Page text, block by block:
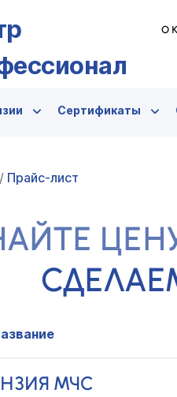
О
Сертификаты
/ Прайс-лист
МЧС